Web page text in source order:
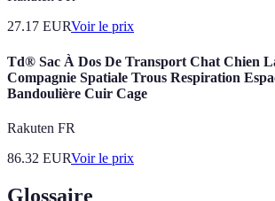
27.17 EURVoir le prix
Td® Sac À Dos De Transport Chat Chien
Compagnie Spatiale Trous Respiration
Bandoulière Cuir Cage
Rakuten FR
86.32 EURVoir le prix
Glossaire